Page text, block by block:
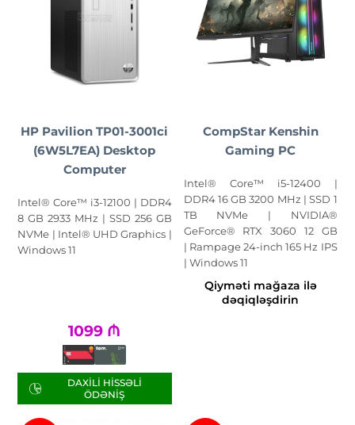
HP Pavilion TP01-3001ci
(6W5L7EA) Desktop
Computer
Intel® Core™ i3-12100 | DDR4
8 GB 2933 MHz | SSD 256 GB
NVMe | Intel® UHD Graphics |
Windows 11
1099 ₼
DAXILI HISSƏLI
ÖDƏNIŞ
CompStar Kenshin
Gaming PC
Intel® Core™ i5-12400 |
DDR4 16 GB 3200 MHz | SSD 1
TB NVMe | NVIDIA®
GeForce® RTX 3060 12 GB
| Rampage 24-inch 165 Hz IPS
| Windows 11
Qiyməti mağaza ilə
dəqiqləşdirin